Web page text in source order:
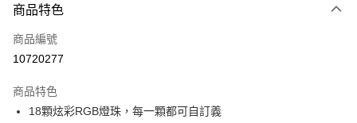
台灣樂天信用卡公司
玉山商業銀行
台灣樂天信用卡公司
相關說明
【關於「AFTEE先享後付」】
AFTEE先享後付是「在收到商品之後才付款」的支付方式。 讓您購物簡單
便利好安心！
２．便利：只要手機號碼，簡訊認證，即可結帳。
３．安心：先確認商品／服務後，再付款。
ATM付款
運送方式
全家取貨付款
商品特色
商品編號
10720277
商品特色
18顆炫彩RGB燈珠，每一顆都可自訂義